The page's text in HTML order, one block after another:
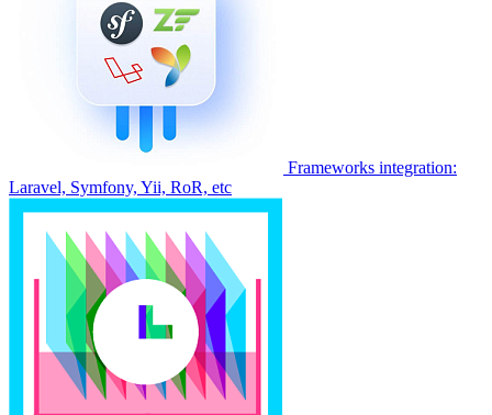
Frameworks integration:
Laravel, Symfony, Yii, RoR, etc